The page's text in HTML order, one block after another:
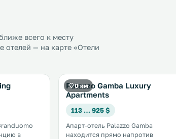
всего к месту
— на карте «Отели
в
0 км
Palazzo Gamba Luxury
Apartments
113 … 925 $
Апарт-отель Palazzo Gamba
находится прямо напротив